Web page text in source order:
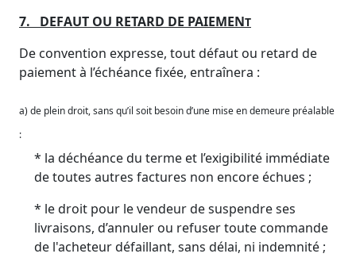
7. DEFAUT OU RETARD DE PAIEMENT
De convention expresse, tout défaut ou retard de
paiement à l’échéance fixée, entraînera :
a) de plein droit, sans qu’il soit besoin d’une mise en demeure préalable
:
* la déchéance du terme et l’exigibilité immédiate
de toutes autres factures non encore échues ;
* le droit pour le vendeur de suspendre ses
livraisons, d’annuler ou refuser toute commande
de l'acheteur défaillant, sans délai, ni indemnité ;